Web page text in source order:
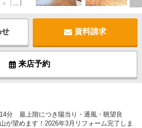
せ 資料請求
来店予約
14分 最上階につき陽当り・通風・眺望良
望めます！2026年3月リフォーム完了しま